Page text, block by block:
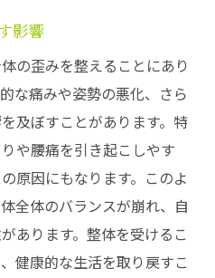
ラクゼーションの重要
施術の種類と特徴
果的なテクニック
による精神的健康の向上
大限に引き出す方法
おすすめのリラクゼーシ
ンの施術目的の違い
影響
の歪みを整えることにあり
な痛みや姿勢の悪化、さら
及ぼすことがあります。特
や腰痛を引き起こしやす
原因にもなります。このよ
全体のバランスが崩れ、自
あります。整体を受けるこ
健康的な生活を取り戻すこ